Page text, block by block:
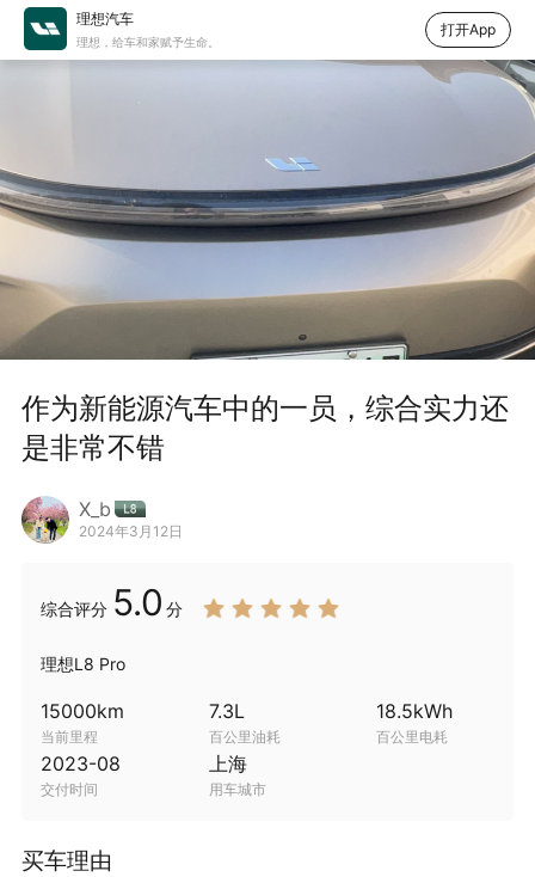
作为新能源汽车中的一员，综合实力还
是非常不错
X_b
2024年3月12日
综合评分 5.0 分
理想L8 Pro
15000km
当前里程
7.3L
百公里油耗
18.5kWh
百公里电耗
2023-08
交付时间
上海
用车城市
买车理由
理想汽车
理想，给车和家赋予生命。
打开App